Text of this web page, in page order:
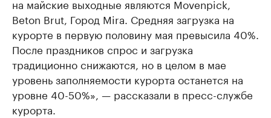
на майские выходные являются Movenpick,
Beton Brut, Город Mira. Средняя загрузка на
курорте в первую половину мая превысила 40%.
После праздников спрос и загрузка
традиционно снижаются, но в целом в мае
уровень заполняемости курорта останется на
уровне 40-50%», — рассказали в пресс-службе
курорта.